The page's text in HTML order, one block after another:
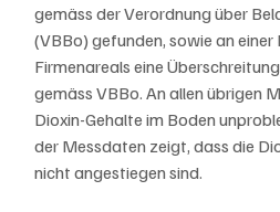
gemäss der Verordnung über
(VBBo) gefunden, sowie an
Firmenareals eine
gemäss VBBo. An allen übrigen
Dioxin-Gehalte im Boden
der Messdaten zeigt, dass die
nicht angestiegen sind.